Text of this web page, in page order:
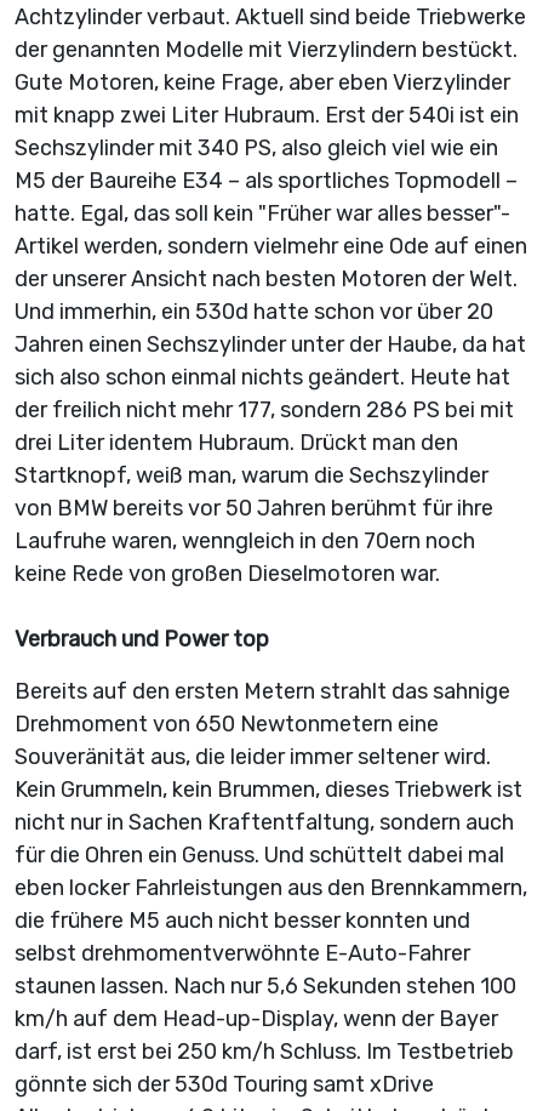
Achtzylinder verbaut. Aktuell sind beide Triebwerke
der genannten Modelle mit Vierzylindern bestückt.
Gute Motoren, keine Frage, aber eben Vierzylinder
mit knapp zwei Liter Hubraum. Erst der 540i ist ein
Sechszylinder mit 340 PS, also gleich viel wie ein
M5 der Baureihe E34 – als sportliches Topmodell –
hatte. Egal, das soll kein "Früher war alles besser"-
Artikel werden, sondern vielmehr eine Ode auf einen
der unserer Ansicht nach besten Motoren der Welt.
Und immerhin, ein 530d hatte schon vor über 20
Jahren einen Sechszylinder unter der Haube, da hat
sich also schon einmal nichts geändert. Heute hat
der freilich nicht mehr 177, sondern 286 PS bei mit
drei Liter identem Hubraum. Drückt man den
Startknopf, weiß man, warum die Sechszylinder
von BMW bereits vor 50 Jahren berühmt für ihre
Laufruhe waren, wenngleich in den 70ern noch
keine Rede von großen Dieselmotoren war.
Verbrauch und Power top
Bereits auf den ersten Metern strahlt das sahnige
Drehmoment von 650 Newtonmetern eine
Souveränität aus, die leider immer seltener wird.
Kein Grummeln, kein Brummen, dieses Triebwerk ist
nicht nur in Sachen Kraftentfaltung, sondern auch
für die Ohren ein Genuss. Und schüttelt dabei mal
eben locker Fahrleistungen aus den Brennkammern,
die frühere M5 auch nicht besser konnten und
selbst drehmomentverwöhnte E-Auto-Fahrer
staunen lassen. Nach nur 5,6 Sekunden stehen 100
km/h auf dem Head-up-Display, wenn der Bayer
darf, ist erst bei 250 km/h Schluss. Im Testbetrieb
gönnte sich der 530d Touring samt xDrive